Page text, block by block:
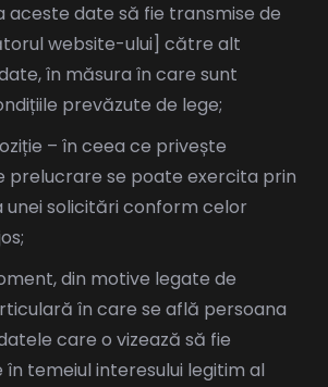
aceste date să fie transmise de
website-ului] către alt
în măsura în care sunt
prevăzute de lege;
– în ceea ce privește
prelucrare se poate exercita prin
solicitări conform celor
din motive legate de
în care se află persoana
care o vizează să fie
temeiul interesului legitim al